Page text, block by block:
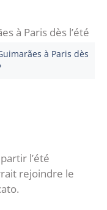
à Paris dès
l’été
rejoindre le